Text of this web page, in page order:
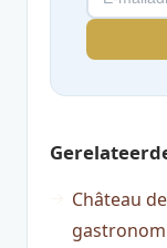
Château